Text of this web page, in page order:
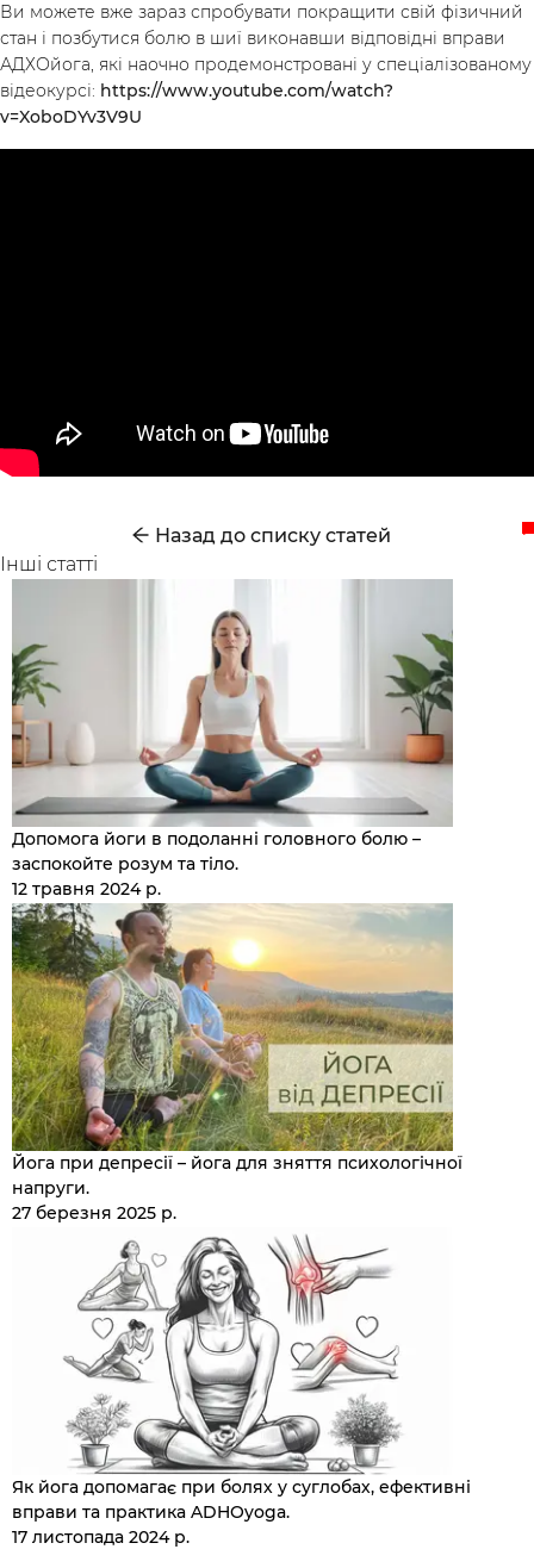
Ви можете вже зараз спробувати покращити свій фізичний
стан і позбутися болю в шиї виконавши відповідні вправи
АДХОйога, які наочно продемонстровані у спеціалізованому
відеокурсі: https://www.youtube.com/watch?
v=XoboDYv3V9U
.
Назад до списку статей
Інші статті
Допомога йоги в подоланні головного болю –
заспокойте розум та тіло.
12 травня 2024 р.
Йога при депресії – йога для зняття психологічної
напруги.
27 березня 2025 р.
Як йога допомагає при болях у суглобах, ефективні
вправи та практика ADHOyoga.
17 листопада 2024 р.